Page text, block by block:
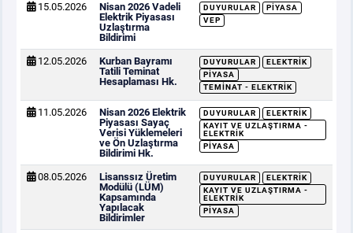
15.05.2026
Nisan 2026 Vadeli
Elektrik Piyasası
Uzlaştırma
Bildirimi
DUYURULAR
PIYASA
VEP
12.05.2026
Kurban Bayramı
Tatili Teminat
Hesaplaması Hk.
DUYURULAR
ELEKTRIK
PIYASA
TEMINAT - ELEKTRIK
11.05.2026
Nisan 2026 Elektrik
Piyasası Sayaç
Verisi Yüklemeleri
ve Ön Uzlaştırma
Bildirimi Hk.
DUYURULAR
ELEKTRIK
KAYIT VE UZLAŞTIRMA -
ELEKTRIK
PIYASA
08.05.2026
Lisanssız Üretim
Modülü (LÜM)
Kapsamında
Yapılacak
Bildirimler
DUYURULAR
ELEKTRIK
KAYIT VE UZLAŞTIRMA -
ELEKTRIK
PIYASA